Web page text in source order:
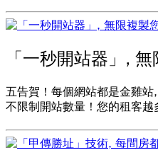
「一秒開站器」,
五告賀！每個網站都是金雞站
不限制開站數量！您的租客越